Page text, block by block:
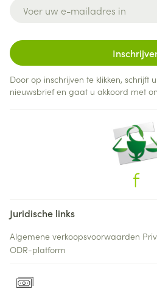
Door op inschrijven te klikken, schrijft
nieuwsbrief en gaat u akkoord met
Juridische links
Algemene verkoopsvoorwaarden
ODR-platform